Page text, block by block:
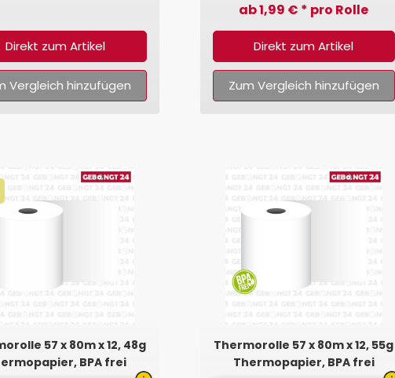
Direkt zum Artikel
Vergleich hinzufügen
ab 1,99 € * pro Rolle
Direkt zum Artikel
Zum Vergleich hinzufügen
57 x 80m x 12, 48g
BPA frei
Thermorolle 57 x 80m x 12, 55g
Thermopapier, BPA frei